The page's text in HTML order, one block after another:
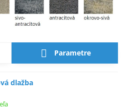
Parametre
dlažba